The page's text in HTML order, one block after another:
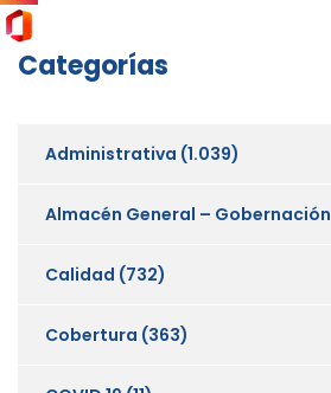
Categorías
Administrativa (1.039)
Almacén General –
Calidad (732)
Cobertura (363)